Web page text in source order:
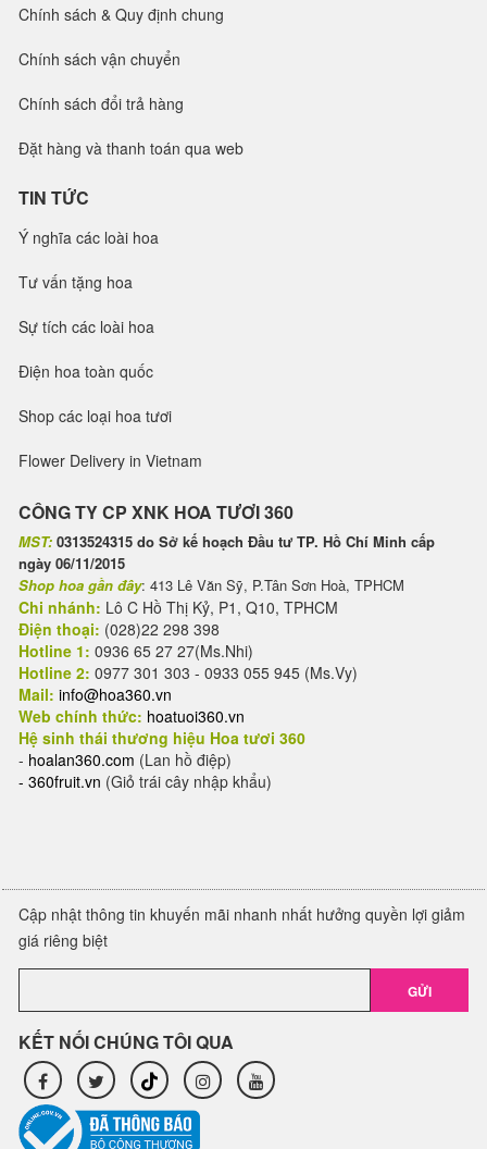
Chính sách & Quy định chung
Chính sách vận chuyển
Chính sách đổi trả hàng
Đặt hàng và thanh toán qua web
TIN TỨC
Ý nghĩa các loài hoa
Tư vấn tặng hoa
Sự tích các loài hoa
Điện hoa toàn quốc
Shop các loại hoa tươi
Flower Delivery in Vietnam
CÔNG TY CP XNK HOA TƯƠI 360
MST: 0313524315 do Sở kế hoạch Đầu tư TP. Hồ Chí Minh cấp
ngày 06/11/2015
Shop hoa gần đây: 413 Lê Văn Sỹ, P.Tân Sơn Hoà, TPHCM
Chi nhánh: Lô C Hồ Thị Kỷ, P1, Q10, TPHCM
Điện thoại: (028)22 298 398
Hotline 1: 0936 65 27 27(Ms.Nhi)
Hotline 2: 0977 301 303 - 0933 055 945 (Ms.Vy)
Mail: info@hoa360.vn
Web chính thức: hoatuoi360.vn
Hệ sinh thái thương hiệu Hoa tươi 360
- hoalan360.com (Lan hồ điệp)
- 360fruit.vn (Giỏ trái cây nhập khẩu)
Cập nhật thông tin khuyến mãi nhanh nhất hưởng quyền lợi giảm
giá riêng biệt
GỬI
KẾT NỐI CHÚNG TÔI QUA